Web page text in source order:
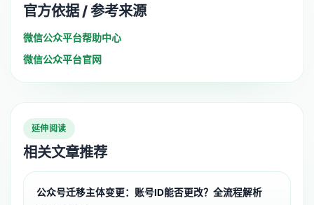
官方依据 / 参考来源
微信公众平台帮助中心
微信公众平台官网
延伸阅读
相关文章推荐
公众号迁移主体变更：账号ID能否更改？全流程解析